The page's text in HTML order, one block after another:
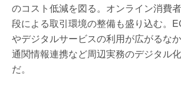
のコスト低減を図る。オンライン消費
段による取引環境の整備も盛り込む。
やデジタルサービスの利用が広がるなか
通関情報連携など周辺実務のデジタル
だ。